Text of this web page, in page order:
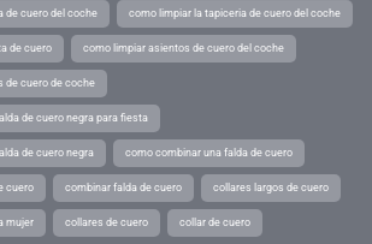
de cuero del coche como limpiar la tapiceria de cuero del coche
de cuero como limpiar asientos de cuero del coche
de cuero de coche
de cuero negra para fiesta
de cuero negra como combinar una falda de cuero
cuero combinar falda de cuero collares largos de cuero
mujer collares de cuero collar de cuero